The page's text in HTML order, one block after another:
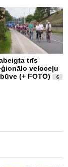
trīs
veloceļu
(+ FOTO)
6